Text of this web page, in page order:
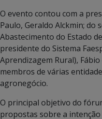
O evento contou com a
Paulo, Geraldo Alckmin; do
Abastecimento do Estado
presidente do Sistema
Aprendizagem Rural),
membros de várias
agronegócio.
O principal objetivo do
propostas sobre a